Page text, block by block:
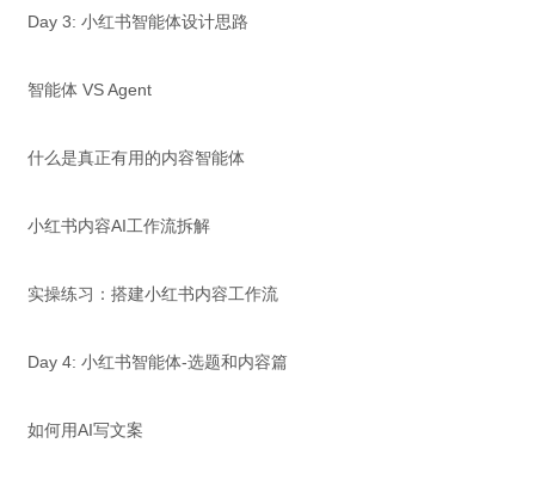
Day 3: 小红书智能体设计思路
智能体 VS Agent
什么是真正有用的内容智能体
小红书内容AI工作流拆解
实操练习：搭建小红书内容工作流
Day 4: 小红书智能体-选题和内容篇
如何用AI写文案